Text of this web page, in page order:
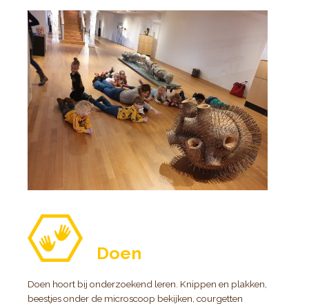
Doen
Doen hoort bij onderzoekend leren. Knippen en plakken,
beestjes onder de microscoop bekijken, courgetten